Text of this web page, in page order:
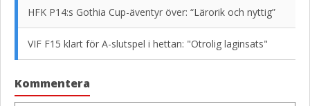
HFK P14:s Gothia Cup-äventyr över: “Lärorik och nyttig”
VIF F15 klart för A-slutspel i hettan: "Otrolig laginsats"
Kommentera